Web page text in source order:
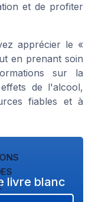
et de profiter
apprécier le «
en prenant soin
sur la
de l'alcool,
fiables et à
livre blanc